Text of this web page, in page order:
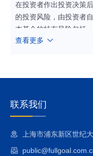
在投资者作出投资决策
的投资风险，由投资者自
本基金的特有风险包括：
1、本基金为债券型基金
凭证、股票型基金、混
资产的20%，在通常情
金。本基金管理人将发
2、基金合同提前终止的
基金合同生效后，连续
查看更多
联系我们
上海市浦东新区世纪